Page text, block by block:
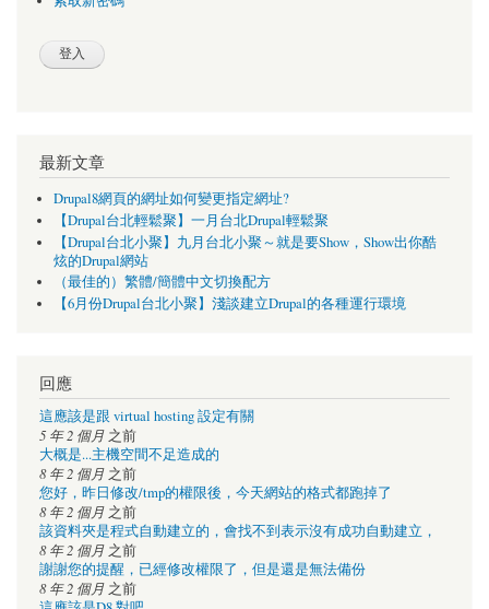
最新文章
Drupal8網頁的網址如何變更指定網址?
【Drupal台北輕鬆聚】一月台北Drupal輕鬆聚
【Drupal台北小聚】九月台北小聚～就是要Show，Show出你酷
炫的Drupal網站
（最佳的）繁體/簡體中文切換配方
【6月份Drupal台北小聚】淺談建立Drupal的各種運行環境
回應
這應該是跟 virtual hosting 設定有關
5 年 2 個月 之前
大概是...主機空間不足造成的
8 年 2 個月 之前
您好，昨日修改/tmp的權限後，今天網站的格式都跑掉了
8 年 2 個月 之前
該資料夾是程式自動建立的，會找不到表示沒有成功自動建立，
8 年 2 個月 之前
謝謝您的提醒，已經修改權限了，但是還是無法備份
8 年 2 個月 之前